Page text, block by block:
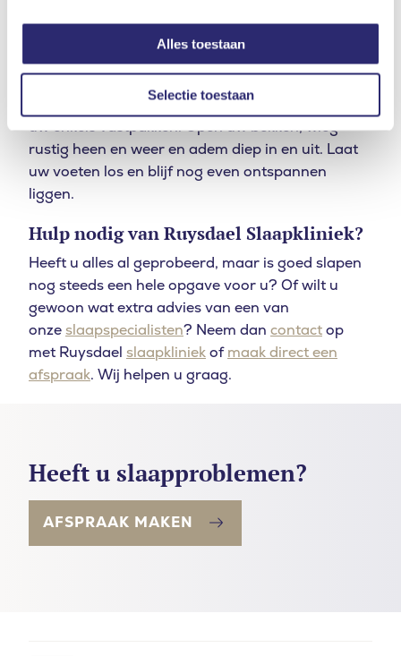
Alles toestaan
Selectie toestaan
oftewel de Blije Baby. Deze
oefening kan zowel ’s ochtends als ’s avonds. U
ligt op uw rug en brengt uw knieën naar uw borst.
Pak uw voeten aan de buitenkant vast. U kunt ook
uw enkels vastpakken. Open uw bekken, wieg
rustig heen en weer en adem diep in en uit. Laat
uw voeten los en blijf nog even ontspannen
liggen.
Hulp nodig van Ruysdael Slaapkliniek?
Heeft u alles al geprobeerd, maar is goed slapen
nog steeds een hele opgave voor u? Of wilt u
gewoon wat extra advies van een van
onzeslaapspecialisten? Neem dan contactop
met Ruysdael slaapkliniekofmaak direct een
afspraak. Wij helpen u graag.
Heeft u slaapproblemen?
AFSPRAAK MAKEN